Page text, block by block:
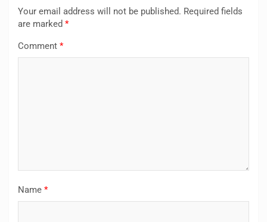
Your email address will not be published. Required fields
are marked *
Comment *
Name *